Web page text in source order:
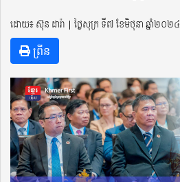
ដោយ៖ ស៊ុន ដារ៉ា ​​ | ថ្ងៃសុក្រ ទី៧ ខែមិថុនា ឆ្នាំ២០២៤
ព្រីន